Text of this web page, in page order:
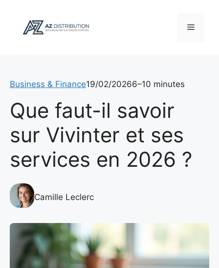
contenu
Menu
Business & Finance19/02/20266–10 minutes
Que faut-il savoir
sur Vivinter et ses
services en 2026 ?
Camille Leclerc